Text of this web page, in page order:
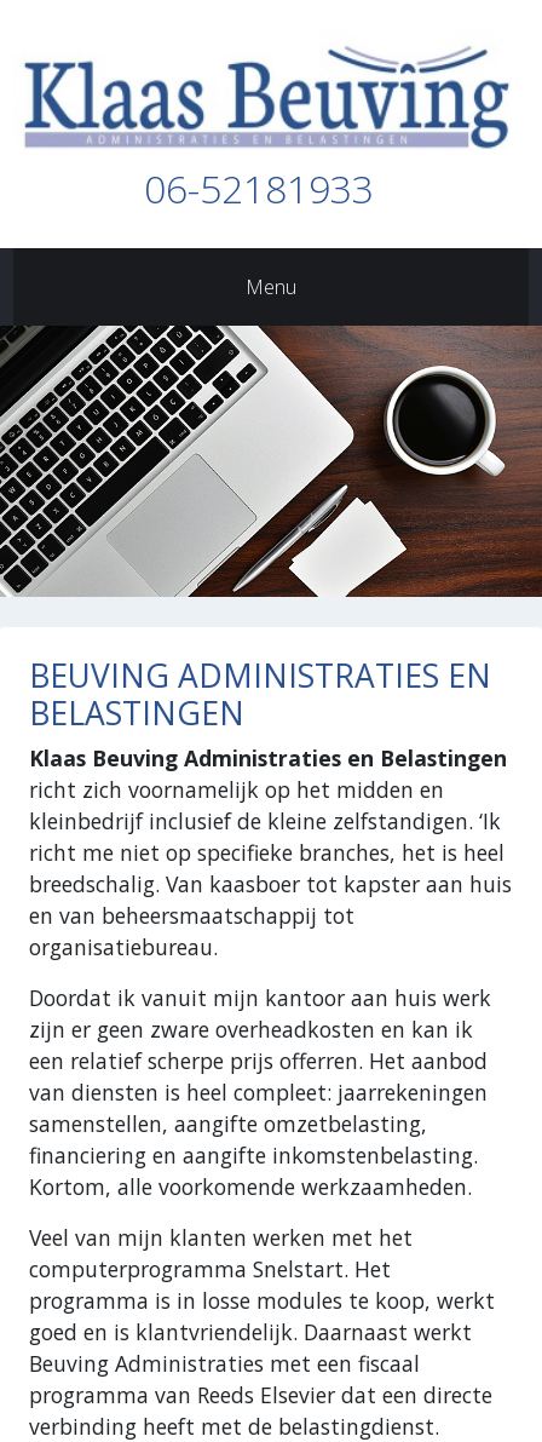
06-52181933
Menu
BEUVING ADMINISTRATIES EN
BELASTINGEN
Klaas Beuving Administraties en Belastingen
richt zich voornamelijk op het midden en
kleinbedrijf inclusief de kleine zelfstandigen. ‘Ik
richt me niet op specifieke branches, het is heel
breedschalig. Van kaasboer tot kapster aan huis
en van beheersmaatschappij tot
organisatiebureau.
Doordat ik vanuit mijn kantoor aan huis werk
zijn er geen zware overheadkosten en kan ik
een relatief scherpe prijs offerren. Het aanbod
van diensten is heel compleet: jaarrekeningen
samenstellen, aangifte omzetbelasting,
financiering en aangifte inkomstenbelasting.
Kortom, alle voorkomende werkzaamheden.
Veel van mijn klanten werken met het
computerprogramma Snelstart. Het
programma is in losse modules te koop, werkt
goed en is klantvriendelijk. Daarnaast werkt
Beuving Administraties met een fiscaal
programma van Reeds Elsevier dat een directe
verbinding heeft met de belastingdienst.